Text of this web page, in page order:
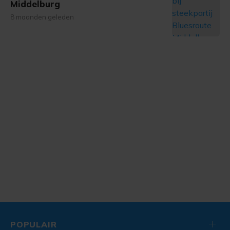
Middelburg
8 maanden geleden
POPULAIR